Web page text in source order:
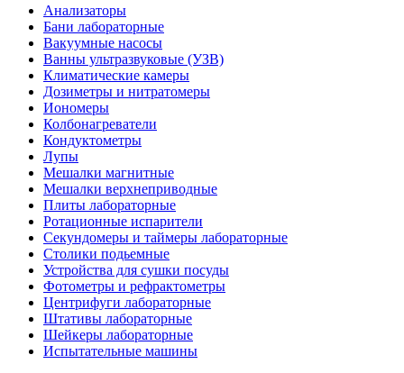
Анализаторы
Бани лабораторные
Вакуумные насосы
Ванны ультразвуковые (УЗВ)
Климатические камеры
Дозиметры и нитратомеры
Иономеры
Колбонагреватели
Кондуктометры
Лупы
Мешалки магнитные
Мешалки верхнеприводные
Плиты лабораторные
Ротационные испарители
Секундомеры и таймеры лабораторные
Столики подьемные
Устройства для сушки посуды
Фотометры и рефрактометры
Центрифуги лабораторные
Штативы лабораторные
Шейкеры лабораторные
Испытательные машины